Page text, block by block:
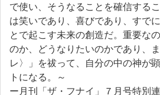
で使い、そうなることを確信する
は笑いであり、喜びであり、すで
とで起こす未来の創造だ。重要な
のか、どうなりたいのかであり、
レ〉」を祓って、自分の中の神が
トになる。～
ー月刊「ザ・フナイ」７月号特別